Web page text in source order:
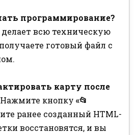
программирование?
всю техническую
готовый файл с
карту после
кнопку «📂
ранее созданный HTML-
восстановятся, и вы